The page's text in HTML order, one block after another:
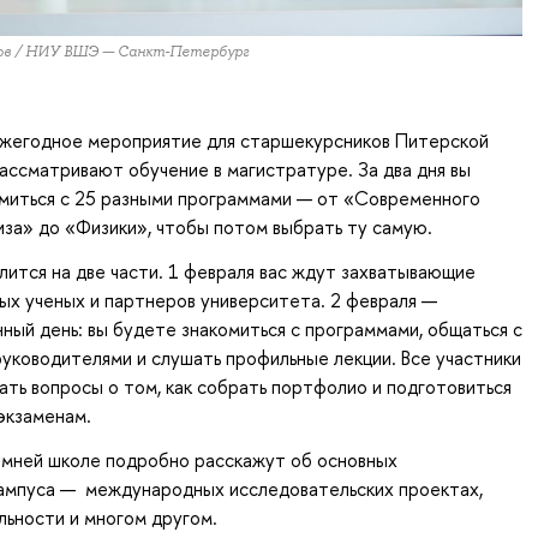
/ НИУ ВШЭ — Санкт-Петербург
мероприятие для старшекурсников Питерской
обучение в магистратуре. За два дня вы
с 25 разными программами — от «Современного
до «Физики», чтобы потом выбрать ту самую.
на две части. 1 февраля вас ждут захватывающие
ученых и партнеров университета. 2 февраля —
день: вы будете знакомиться с программами, общаться с
и слушать профильные лекции. Все участники
вопросы о том, как собрать портфолио и подготовиться
школе подробно расскажут об основных
— международных исследовательских проектах,
и многом другом.